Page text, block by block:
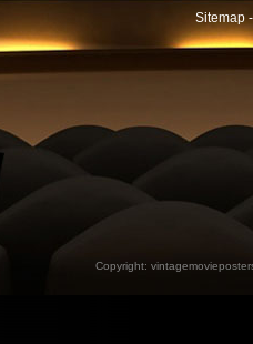
Sitemap
Copyright: